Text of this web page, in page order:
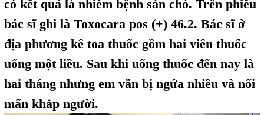
có kết quả là nhiễm bệnh sán chó. Trên phiếu
bác sĩ ghi là Toxocara pos (+) 46.2. Bác sĩ ở
địa phương kê toa thuốc gồm hai viên thuốc
uống một liều. Sau khi uống thuốc đến nay là
hai tháng nhưng em vẫn bị ngứa nhiều và nổi
mẩn khắp người.